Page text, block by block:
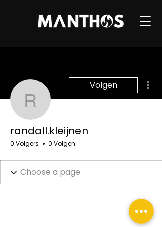
randall.kleijnen
Volgen
randall.kleijnen
0 Volgers 0 Volgen